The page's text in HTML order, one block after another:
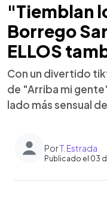
"Tiemblan
Borrego
ELLOS
Con un divertido
de "Arriba mi
lado más sensual
PorT. Estrada
Publicado el 03